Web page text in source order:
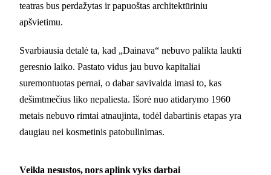
teatras bus perdažytas ir papuoštas architektūriniu
apšvietimu.
Svarbiausia detalė ta, kad „Dainava“ nebuvo palikta laukti
geresnio laiko. Pastato vidus jau buvo kapitaliai
suremontuotas pernai, o dabar savivalda imasi to, kas
dešimtmečius liko nepaliesta. Išorė nuo atidarymo 1960
metais nebuvo rimtai atnaujinta, todėl dabartinis etapas yra
daugiau nei kosmetinis patobulinimas.
Veikla nesustos, nors aplink vyks darbai